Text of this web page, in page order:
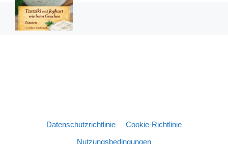
Datenschutzrichtlinie
Cookie-Richtlinie
Nutzungsbedingungen